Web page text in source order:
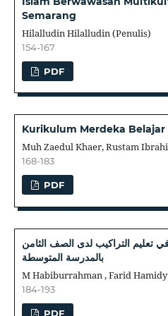
Semarang
Hilalludin Hilalludin (Penulis)
154-167
PDF
Kurikulum Merdeka Belajar
Muh Zaedul Khaer, Rustam
168-183
PDF
تعليم التراكيب لدى الصف الثامن
بالمدرسة المتوسطة
M Habiburrahman , Farid
184-193
PDF